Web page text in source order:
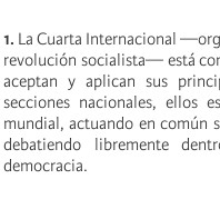
1. La Cuarta Internacional
revolución socialista— está
aceptan y aplican sus
secciones nacionales, ellos
mundial, actuando en común
debatiendo libremente
democracia.